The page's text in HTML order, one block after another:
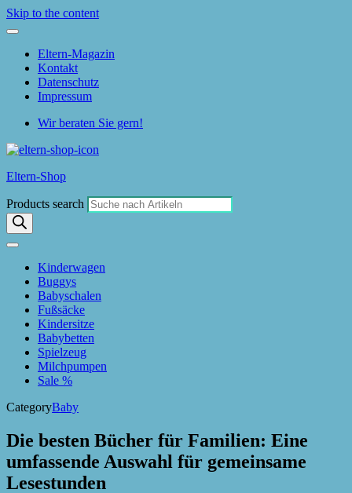
Skip to the content
Eltern-Magazin
Kontakt
Datenschutz
Impressum
Wir beraten Sie gern!
Eltern-Shop
Products search
Kinderwagen
Buggys
Babyschalen
Fußsäcke
Kindersitze
Babybetten
Spielzeug
Milchpumpen
Sale %
CategoryBaby
Die besten Bücher für Familien: Eine
umfassende Auswahl für gemeinsame
Lesestunden